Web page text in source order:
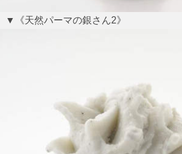
▼《天然パーマの銀さん2》